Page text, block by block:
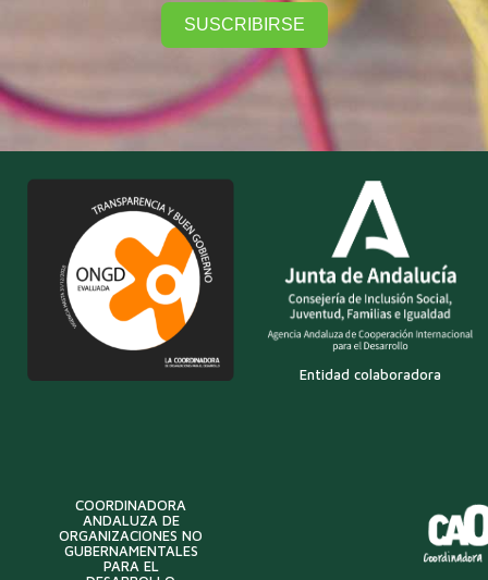
SUSCRIBIRSE
Entidad colaboradora
COORDINADORA
ANDALUZA DE
ORGANIZACIONES NO
GUBERNAMENTALES
PARA EL